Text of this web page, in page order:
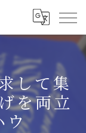
して集
を両立
ウ